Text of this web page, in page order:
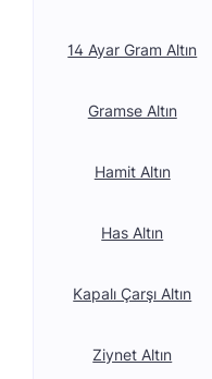
14 Ayar Gram Altın
Gramse Altın
Hamit Altın
Has Altın
Kapalı Çarşı Altın
Ziynet Altın